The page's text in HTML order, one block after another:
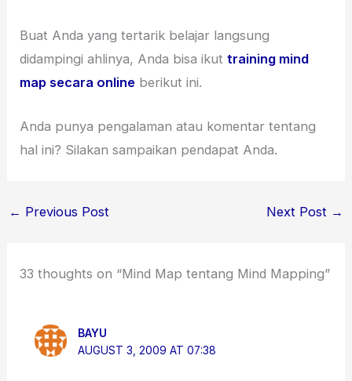
Buat Anda yang tertarik belajar langsung
didampingi ahlinya, Anda bisa ikuttraining mind
map secara online berikut ini.
Anda punya pengalaman atau komentar tentang
hal ini? Silakan sampaikan pendapat Anda.
← Previous Post Next Post →
33 thoughts on “Mind Map tentang Mind Mapping”
BAYU
AUGUST 3, 2009 AT 07:38